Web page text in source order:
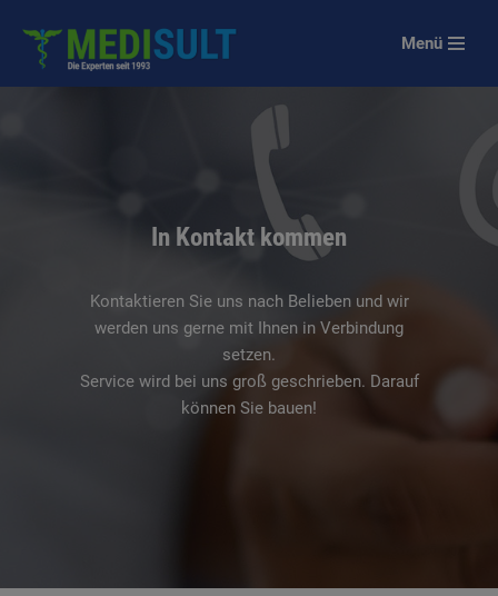
Zum
Inhalt
Menü
In Kontakt kommen
Kontaktieren Sie uns nach Belieben und wir
werden uns gerne mit Ihnen in Verbindung
setzen.
Service wird bei uns groß geschrieben. Darauf
können Sie bauen!